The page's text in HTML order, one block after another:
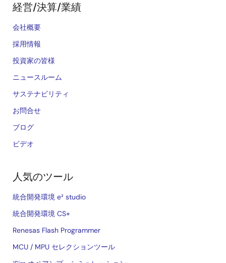
経営/決算/業績
会社概要
採用情報
投資家の皆様
ニュースルーム
サステナビリティ
お問合せ
ブログ
ビデオ
人気のツール
統合開発環境 e² studio
統合開発環境 CS+
Renesas Flash Programmer
MCU / MPU セレクションツール